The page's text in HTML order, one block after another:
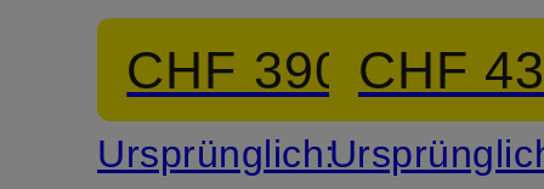
mit
Rüschen
CHF 390
Ursprünglich:
CHF